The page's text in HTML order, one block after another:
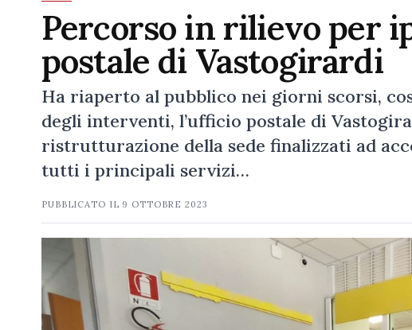
Percorso in rilievo per
postale di Vastogirardi
Ha riaperto al pubblico nei giorni scorsi,
degli interventi, l’ufficio postale di
ristrutturazione della sede finalizzati ad
tutti i principali servizi…
PUBBLICATO IL 9 OTTOBRE 2023